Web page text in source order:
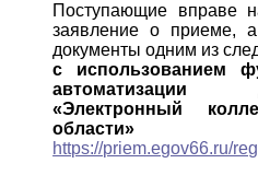
Поступающие вправе
заявление о приеме,
документы одним из
с использованием
«Электронный
области»
https://priem.egov66.ru/